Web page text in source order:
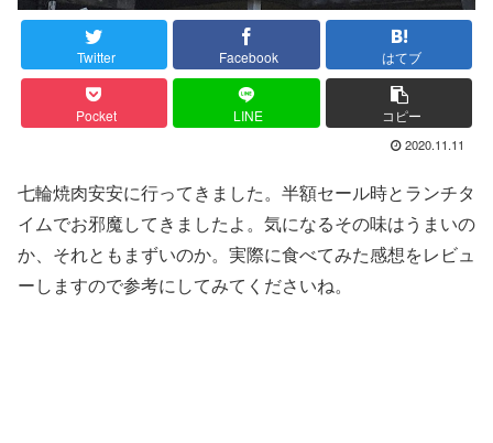
Twitter Facebook はてブ
Pocket LINE コピー
2020.11.11
七輪焼肉安安に行ってきました。半額セール時とランチタ
イムでお邪魔してきましたよ。気になるその味はうまいの
か、それともまずいのか。実際に食べてみた感想をレビュ
ーしますので参考にしてみてくださいね。